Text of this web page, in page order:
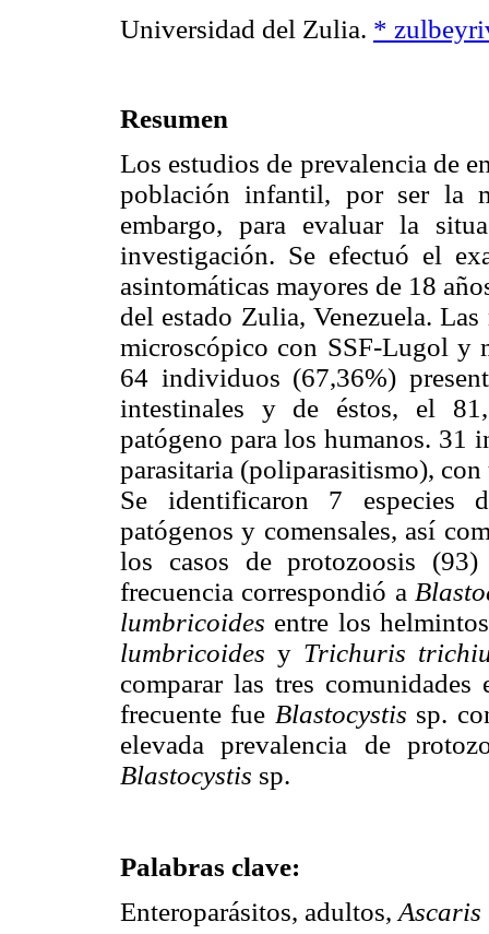
Universidad del Zulia. *
Resumen
Los estudios de prevalencia de
población infantil, por ser la
embargo, para evaluar la
investigación. Se efectuó el
asintomáticas mayores de 18
del estado Zulia, Venezuela.
microscópico con SSF-Lugol y
64 individuos (67,36%)
intestinales y de éstos, el
patógeno para los humanos. 31
parasitaria (poliparasitismo),
Se identificaron 7 especies
patógenos y comensales, así
los casos de protozoosis
frecuencia correspondió a
lumbricoides entre los
lumbricoides y Trichuris
comparar las tres comunidades
frecuente fue Blastocystis sp.
elevada prevalencia de
Blastocystis sp.
Palabras clave:
Enteroparásitos, adultos, Ascaris